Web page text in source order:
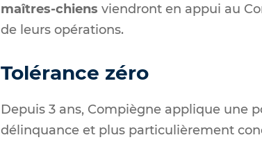
maîtres-chiens viendront en appui au
de leurs opérations.
Tolérance zéro
Depuis 3 ans, Compiègne applique une
délinquance et plus particulièrement